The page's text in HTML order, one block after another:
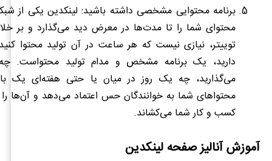
برنامه محتوایی مشخصی داشته باشید:لینکدین یکی از
محتوای شما را تا مدت‌ها در معرض دید می‌گذارد و بر
توییتر، نیازی نیست که هر ساعت در آن تولید محتوا
دارید، یک برنامه مشخص و مدام تولید محتواست.
می‌گذارید، چه یک روز در میان یا حتی هفته‌ای یک
محتواهای شما به خوانندگان حس اعتماد میدهد و آن‌ها
کسب و کار شما می‌کشاند.
آموزش آنالیز صفحه لینکدین